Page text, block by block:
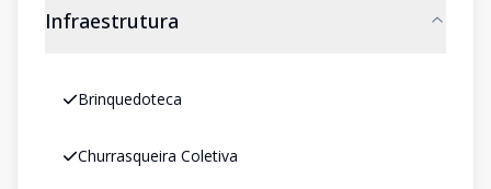
Infraestrutura
Brinquedoteca
Churrasqueira Coletiva